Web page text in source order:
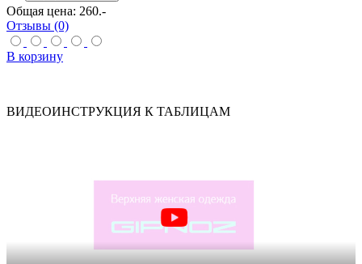
Общая цена: 260.-
Отзывы (0)
В корзину
ВИДЕОИНСТРУКЦИЯ К ТАБЛИЦАМ